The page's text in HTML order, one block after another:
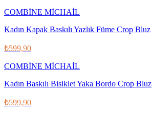
COMBİNE MİCHAİL
Kadın Kapak Baskılı Yazlık Füme Crop Bluz
₺599,90
COMBİNE MİCHAİL
Kadın Baskılı Bisiklet Yaka Bordo Crop Bluz
₺599,90